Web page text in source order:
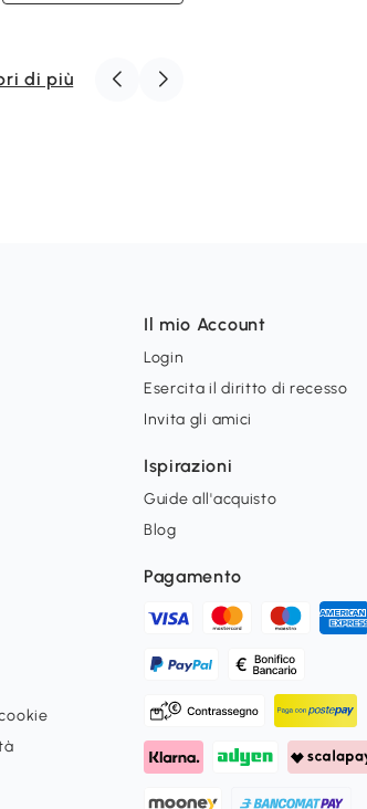
di più
Il mio Account
Login
Esercita il diritto di recesso
Invita gli amici
Ispirazioni
Guide all'acquisto
Blog
Pagamento